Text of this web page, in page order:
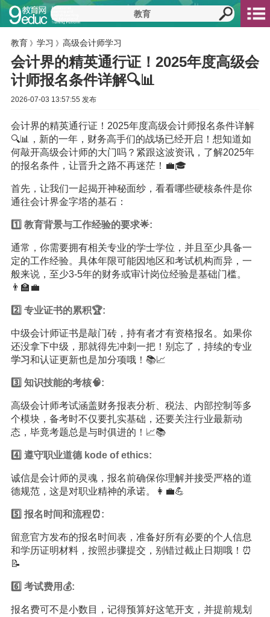
教育 》 学习 》 高级会计师学习
会计界的精英通行证！2025年度高级会
计师报名条件详解🔍📊
2026-07-03 13:57:55 发布
会计界的精英通行证！2025年度高级会计师报名条件详解
🔍📊，新的一年，财务高手们的战场已经开启！想知道如
何敲开高级会计师的大门吗？紧跟这波资讯，了解2025年
的报名条件，让晋升之路不再迷茫！💼🎓
首先，让我们一起揭开神秘面纱，看看哪些硬核条件是你
通往会计界金字塔的基石：
1️⃣ 教育背景与工作经验的要求🌟:
通常，你需要拥有相关专业的学士学位，并且至少具备一
定的工作经验。具体年限可能因地区和考试机构而异，一
般来说，至少3-5年的财务或审计岗位经验是基础门槛。
👨‍🏫💼
2️⃣ 专业证书的累积🏆:
中级会计师证书是敲门砖，持有者才有资格报名。如果你
还没拿下中级，那就得先冲刺一把！别忘了，持续的专业
学习和认证更新也是加分项哦！📚📈
3️⃣ 知识技能的考核🧠:
高级会计师考试涵盖财务报表分析、税法、内部控制等多
个模块，备考时不仅要扎实基础，还要关注行业最新动
态，毕竟考题总是与时俱进的！📈📚
4️⃣ 遵守职业道德 kode of ethics:
诚信是会计师的灵魂，报名前确保你理解并接受严格的道
德规范，这是对职业精神的承诺。👩‍💼💪
5️⃣ 报名时间和流程⏰:
留意官方发布的报名时间表，准备好所有必要的个人信息
和学历证明材料，按照步骤提交，别错过截止日期哦！⏰
📝
6️⃣ 考试费用💰:
报名费可不是小数目，记得预算好这笔开支，并提前规划